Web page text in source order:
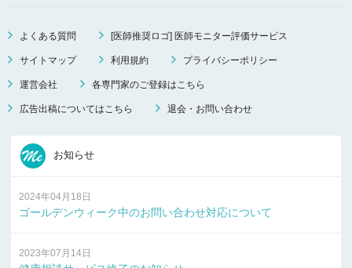
よくある質問 [医師推奨ロゴ] 医師モニター評価サービス
サイトマップ 利用規約 プライバシーポリシー
運営会社 各専門家のご登録はこちら
広告出稿についてはこちら 退会・お問い合わせ
お知らせ
2024年04月18日
ゴールデンウィーク中のお問い合わせ対応について
2023年07月14日